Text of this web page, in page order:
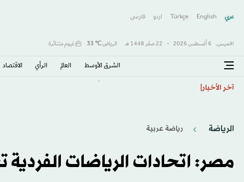
عربي English
Türkçe اردو فارسى
الخميس, 6 أغسطس 2026 - 22 صفَر 1448 هـ الرياض℃
33 غيوم متناثرة
الشرق الأوسط​ العالم الرأي الاقتصاد
آخر الأخبار
الرياضة رياضة عربية
​مصر: اتحادات الرياضات الفردية